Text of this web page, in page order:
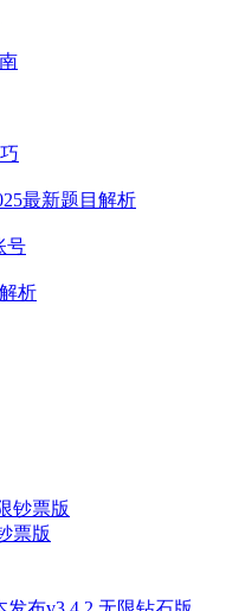
最新题目解析
号
析
票版